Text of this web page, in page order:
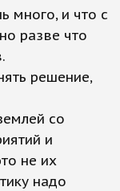
много, и что с
разве что
решение,
со
и
не их
надо